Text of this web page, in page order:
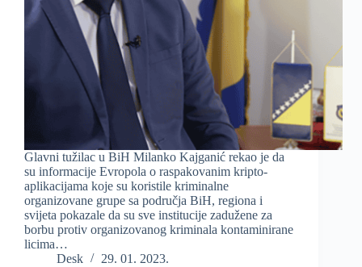
Glavni tužilac u BiH Milanko Kajganić rekao je da
su informacije Evropola o raspakovanim kripto-
aplikacijama koje su koristile kriminalne
organizovane grupe sa područja BiH, regiona i
svijeta pokazale da su sve institucije zadužene za
borbu protiv organizovanog kriminala kontaminirane
licima…
Desk
29. 01. 2023.